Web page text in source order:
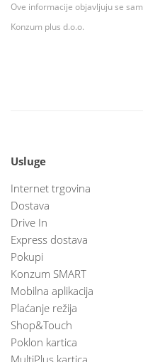
Ove informacije objavljuju se
Konzum plus d.o.o.
Usluge
Internet trgovina
Dostava
Drive In
Express dostava
Pokupi
Konzum SMART
Mobilna aplikacija
Plaćanje režija
Shop&Touch
Poklon kartica
MultiPlus kartica